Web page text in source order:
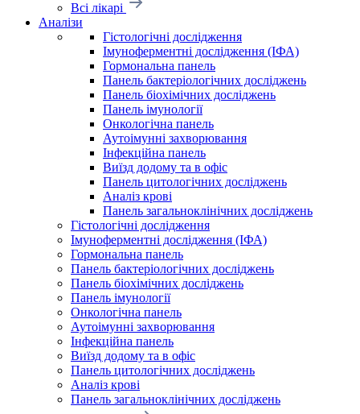
Всі лікарі
Аналізи
Гістологічні дослідження
Імуноферментні дослідження (ІФА)
Гормональна панель
Панель бактеріологічних досліджень
Панель біохімічних досліджень
Панель імунології
Онкологічна панель
Аутоімунні захворювання
Інфекційна панель
Виїзд додому та в офіс
Панель цитологічних досліджень
Аналіз крові
Панель загальноклінічних досліджень
Гістологічні дослідження
Імуноферментні дослідження (ІФА)
Гормональна панель
Панель бактеріологічних досліджень
Панель біохімічних досліджень
Панель імунології
Онкологічна панель
Аутоімунні захворювання
Інфекційна панель
Виїзд додому та в офіс
Панель цитологічних досліджень
Аналіз крові
Панель загальноклінічних досліджень